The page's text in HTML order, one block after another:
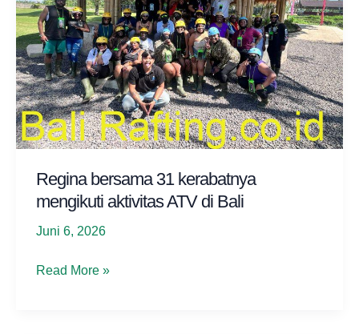
Regina bersama 31 kerabatnya
mengikuti aktivitas ATV di Bali
Juni 6, 2026
Regina
Read More »